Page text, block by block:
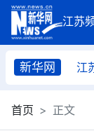
新华网 江
首页 正文